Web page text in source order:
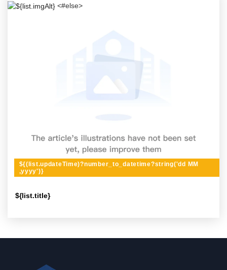
<#else>
${list.title}
${(list.updateTime)?number_to_datetime?string('dd MM
,yyyy')}